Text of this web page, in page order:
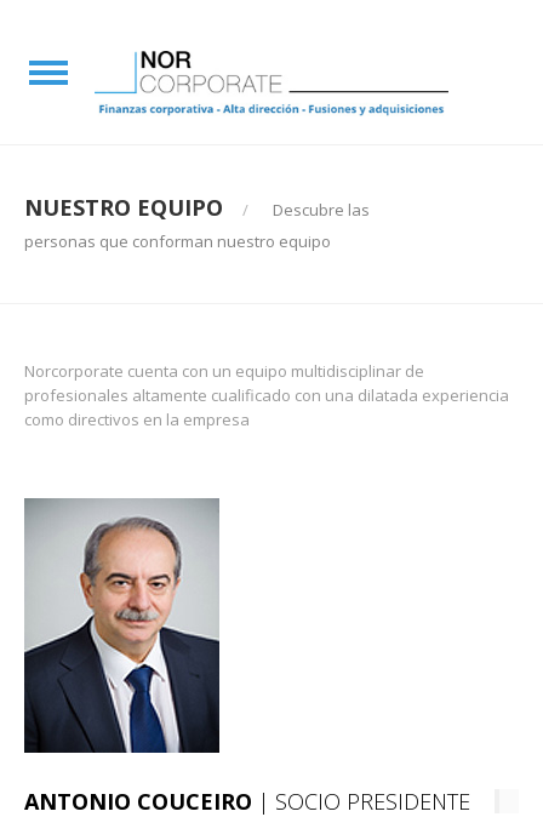
NUESTRO EQUIPO
Descubre las
personas que conforman nuestro equipo
Norcorporate cuenta con un equipo multidisciplinar de
profesionales altamente cualificado con una dilatada experiencia
como directivos en la empresa
ANTONIO COUCEIRO | SOCIO PRESIDENTE